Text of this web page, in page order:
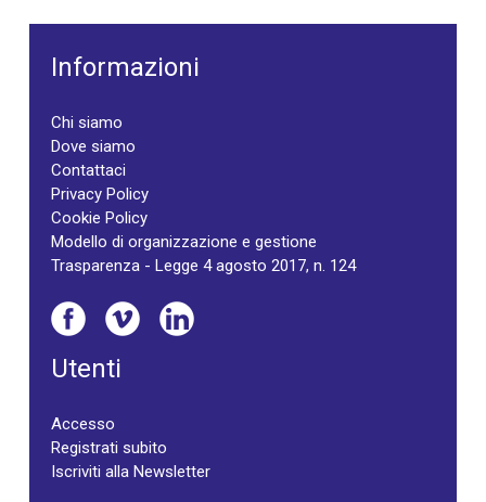
Informazioni
Chi siamo
Dove siamo
Contattaci
Privacy Policy
Cookie Policy
Modello di organizzazione e gestione
Trasparenza - Legge 4 agosto 2017, n. 124
Utenti
Accesso
Registrati subito
Iscriviti alla Newsletter